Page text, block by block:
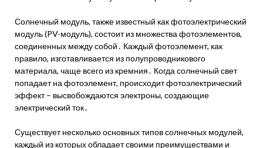
Солнечный модуль, также известный как фотоэлектрический
модуль (PV-модуль), состоит из множества фотоэлементов,
соединенных между собой․ Каждый фотоэлемент, как
правило, изготавливается из полупроводникового
материала, чаще всего из кремния․ Когда солнечный свет
попадает на фотоэлемент, происходит фотоэлектрический
эффект – высвобождаются электроны, создающие
электрический ток․
Существует несколько основных типов солнечных модулей,
каждый из которых обладает своими преимуществами и